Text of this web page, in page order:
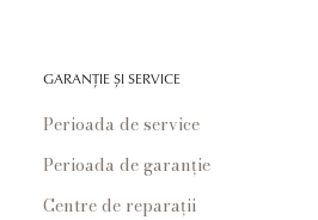
GARANȚIE ȘI SERVICE
Perioada de service
Perioada de garanție
Centre de reparații